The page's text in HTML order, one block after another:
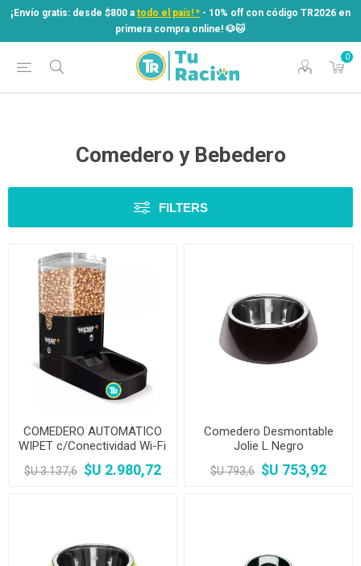
¡Envío gratis: desde $800 a todo el país! * - 10% off con código TR2026 en
primera compra online! ​🐶​🐱
0
¡Envío gratis: desde $800 atodo el país! *
- 10% off con código TR2026 en
primera compra online! ​🐶​🐱
Comedero y Bebedero
FILTERS
COMEDERO AUTOMATICO
WIPET c/Conectividad Wi-Fi
PERROS Y GATOS
$U 3.137,6 $U 2.980,72
Comedero Desmontable
Jolie L Negro
$U 793,6 $U 753,92